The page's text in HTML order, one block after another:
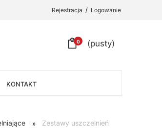
Rejestracja / Logowanie
0 (pusty)
KONTAKT
» Zestawy uszczelnień